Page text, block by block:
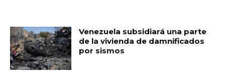
Venezuela subsidiará una parte
de la vivienda de damnificados
por sismos